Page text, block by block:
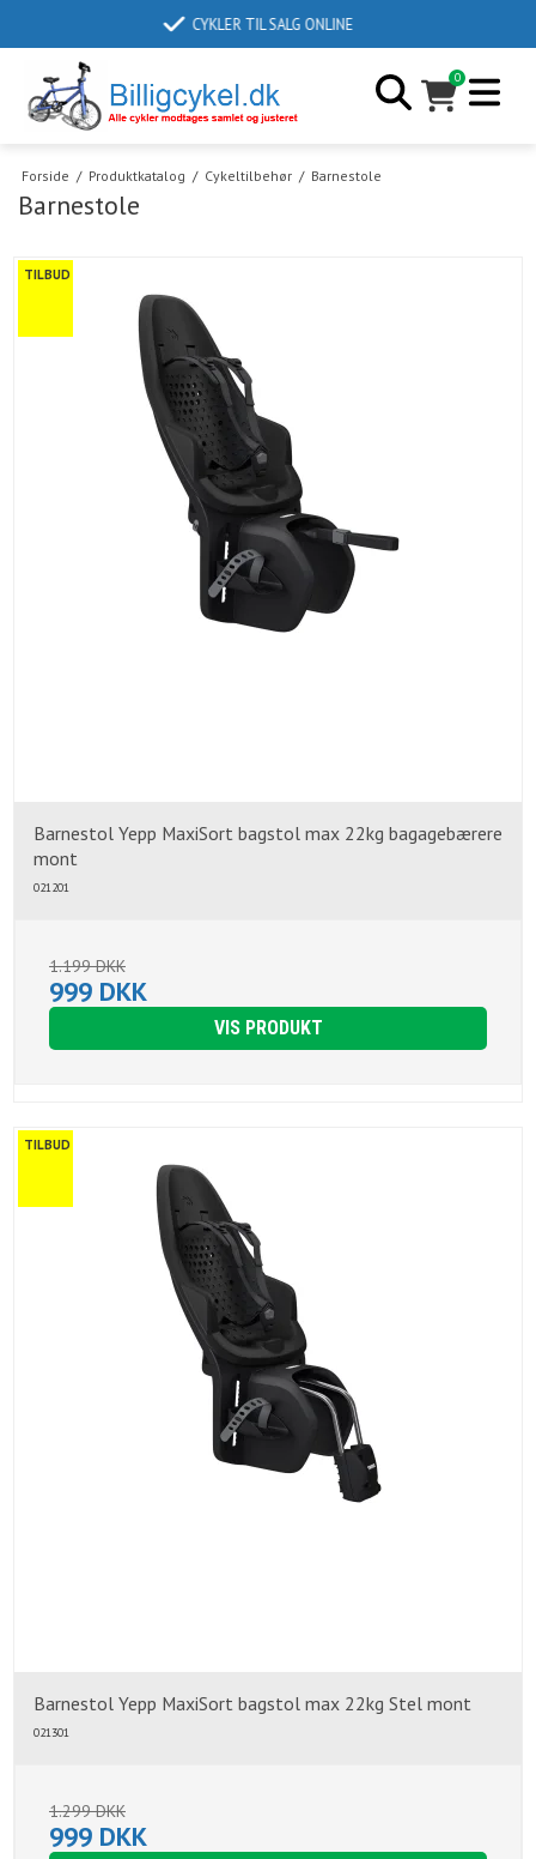
LEVERINGSTID 2-6 DAGE
0
Forside / Produktkatalog / Cykeltilbehør / Barnestole
Barnestole
TILBUD
Barnestol Yepp MaxiSort bagstol max 22kg bagagebærere
mont
021201
1.199 DKK
999 DKK
VIS PRODUKT
TILBUD
Barnestol Yepp MaxiSort bagstol max 22kg Stel mont
021301
1.299 DKK
999 DKK